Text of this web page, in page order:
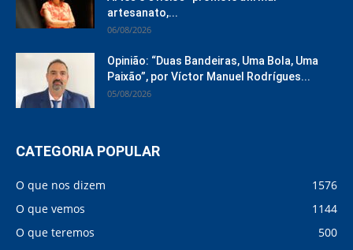
artesanato,...
06/08/2026
Opinião: “Duas Bandeiras, Uma Bola, Uma
Paixão”, por Víctor Manuel Rodrígues...
05/08/2026
CATEGORIA POPULAR
O que nos dizem
1576
O que vemos
1144
O que teremos
500